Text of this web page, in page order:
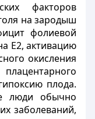
факторов
на зародыш
фолиевой
Е2, активацию
окисления
плода.
люди обычно
заболеваний,